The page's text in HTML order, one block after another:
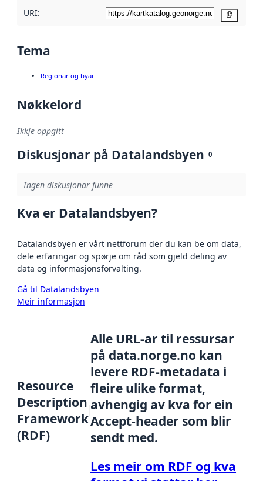
URI:
Tema
Regionar og byar
Nøkkelord
Ikkje oppgitt
Diskusjonar på Datalandsbyen 0
Ingen diskusjonar funne
Kva er Datalandsbyen?
Datalandsbyen er vårt nettforum der du kan be om data,
dele erfaringar og spørje om råd som gjeld deling av
data og informasjonsforvalting.
Gå til Datalandsbyen
Meir informasjon
Resource
Description
Framework
(RDF)
Alle URL-ar til ressursar
på data.norge.no kan
levere RDF-metadata i
fleire ulike format,
avhengig av kva for ein
Accept-header som blir
sendt med.
Les meir om RDF og kva